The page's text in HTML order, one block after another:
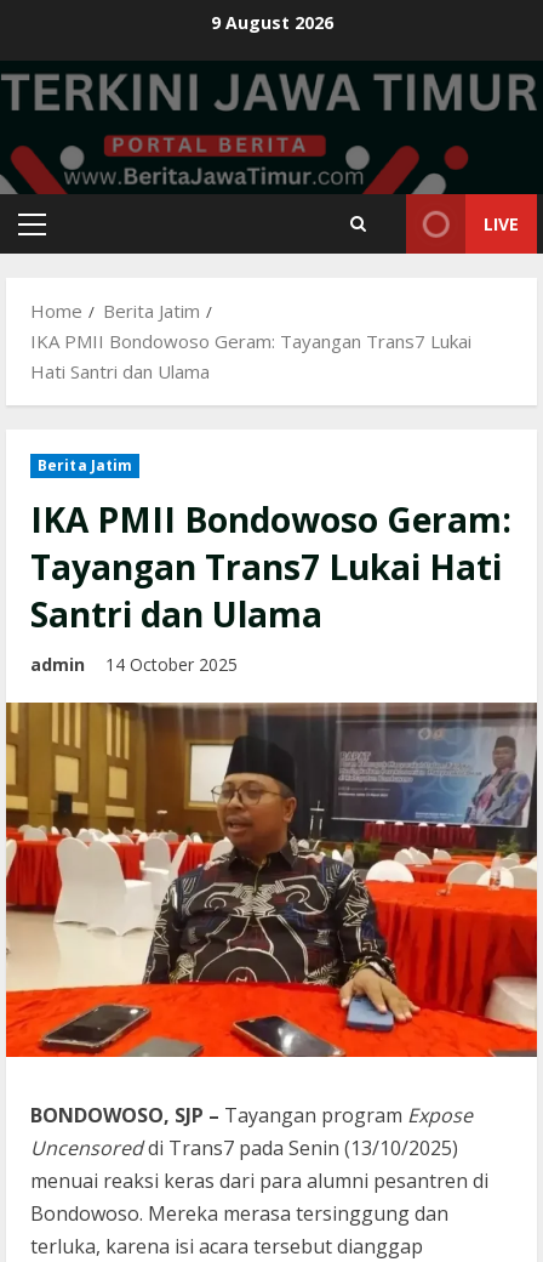
content
9 August 2026
Primary
LIVE
Home
Berita Jatim
IKA PMII Bondowoso Geram: Tayangan Trans7 Lukai
Hati Santri dan Ulama
Berita Jatim
IKA PMII Bondowoso Geram:
Tayangan Trans7 Lukai Hati
Santri dan Ulama
admin 14 October 2025
BONDOWOSO, SJP – Tayangan program Expose
Uncensoreddi Trans7 pada Senin (13/10/2025)
menuai reaksi keras dari para alumni pesantren di
Bondowoso. Mereka merasa tersinggung dan
terluka, karena isi acara tersebut dianggap